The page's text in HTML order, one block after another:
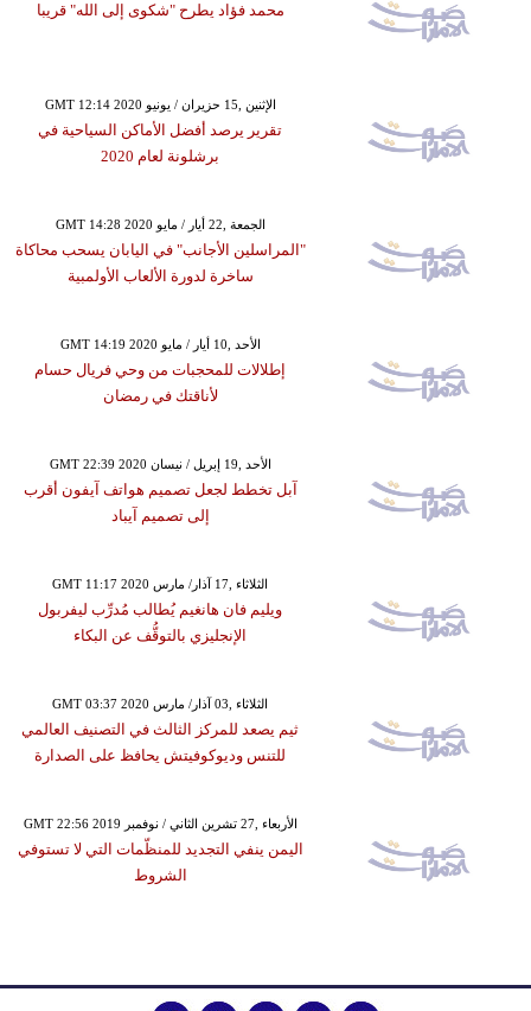
محمد فؤاد يطرح "شكوى إلى الله" قريبا
GMT 12:14 2020 الإثنين ,15 حزيران / يونيو
تقرير يرصد أفضل الأماكن السياحية في
برشلونة لعام 2020
GMT 14:28 2020 الجمعة ,22 أيار / مايو
"المراسلين الأجانب" في اليابان يسحب محاكاة
ساخرة لدورة الألعاب الأولمبية
GMT 14:19 2020 الأحد ,10 أيار / مايو
إطلالات للمحجبات من وحي فريال حسام
لأناقتك في رمضان
GMT 22:39 2020 الأحد ,19 إبريل / نيسان
آبل تخطط لجعل تصميم هواتف آيفون أقرب
إلى تصميم آيباد
GMT 11:17 2020 الثلاثاء ,17 آذار/ مارس
ويليم فان هانغيم يُطالب مُدرِّب ليفربول
الإنجليزي بالتوقُّف عن البكاء
GMT 03:37 2020 الثلاثاء ,03 آذار/ مارس
ثيم يصعد للمركز الثالث في التصنيف العالمي
للتنس وديوكوفيتش يحافظ على الصدارة
GMT 22:56 2019 الأربعاء ,27 تشرين الثاني / نوفمبر
اليمن ينفي التجديد للمنظّمات التي لا تستوفي
الشروط